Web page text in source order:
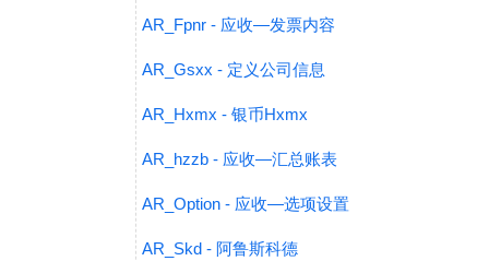
AR_Fpnr - 应收—发票内容
AR_Gsxx - 定义公司信息
AR_Hxmx - 银币Hxmx
AR_hzzb - 应收—汇总账表
AR_Option - 应收—选项设置
AR_Skd - 阿鲁斯科德